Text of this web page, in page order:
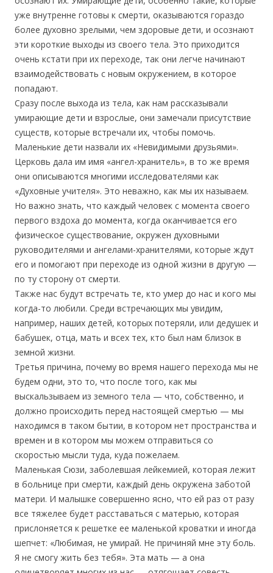
уже внутренне готовы к смерти, оказываются гораздо
более духовно зрелыми, чем здоровые дети, и осознают
эти короткие выходы из своего тела. Это приходится
очень кстати при их переходе, так они легче начинают
взаимодействовать с новым окружением, в которое
попадают.
Сразу после выхода из тела, как нам рассказывали
умирающие дети и взрослые, они замечали присутствие
существ, которые встречали их, чтобы помочь.
Маленькие дети назвали их «Невидимыми друзьями».
Церковь дала им имя «ангел-хранитель», в то же время
они описываются многими исследователями как
«Духовные учителя». Это неважно, как мы их называем.
Но важно знать, что каждый человек с момента своего
первого вздоха до момента, когда оканчивается его
физическое существование, окружен духовными
руководителями и ангелами-хранителями, которые ждут
его и помогают при переходе из одной жизни в другую —
по ту сторону от смерти.
Также нас будут встречать те, кто умер до нас и кого мы
когда-то любили. Среди встречающих мы увидим,
например, наших детей, которых потеряли, или дедушек и
бабушек, отца, мать и всех тех, кто был нам близок в
земной жизни.
Третья причина, почему во время нашего перехода мы не
будем одни, это то, что после того, как мы
выскальзываем из земного тела — что, собственно, и
должно происходить перед настоящей смертью — мы
находимся в таком бытии, в котором нет пространства и
времен и в котором мы можем отправиться со
скоростью мысли туда, куда пожелаем.
Маленькая Сюзи, заболевшая лейкемией, которая лежит
в больнице при смерти, каждый день окружена заботой
матери. И малышке совершенно ясно, что ей раз от разу
все тяжелее будет расставаться с матерью, которая
прислоняется к решетке ее маленькой кроватки и иногда
шепчет: «Любимая, не умирай. Не причиняй мне эту боль.
Я не смогу жить без тебя». Эта мать — а она